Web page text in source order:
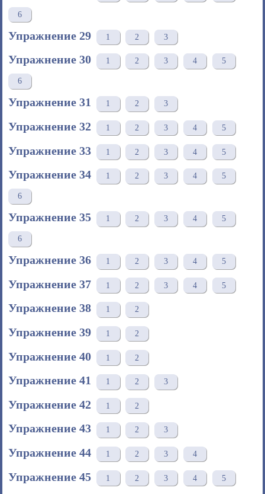
6
Упражнение 29 1 2 3
Упражнение 30 1 2 3 4 5
6
Упражнение 31 1 2 3
Упражнение 32 1 2 3 4 5
Упражнение 33 1 2 3 4 5
Упражнение 34 1 2 3 4 5
6
Упражнение 35 1 2 3 4 5
6
Упражнение 36 1 2 3 4 5
Упражнение 37 1 2 3 4 5
Упражнение 38 1 2
Упражнение 39 1 2
Упражнение 40 1 2
Упражнение 41 1 2 3
Упражнение 42 1 2
Упражнение 43 1 2 3
Упражнение 44 1 2 3 4
Упражнение 45 1 2 3 4 5